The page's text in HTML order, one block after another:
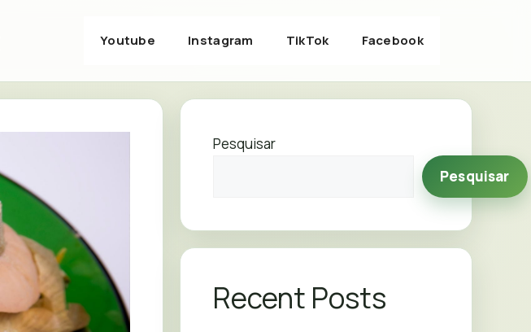
Youtube Instagram TikTok Facebook
Pesquisar
Pesquisar
Recent Posts